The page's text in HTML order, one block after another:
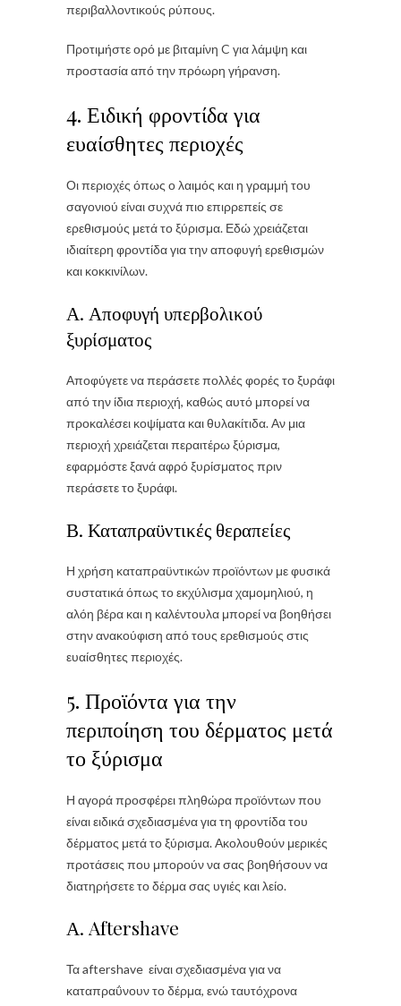
περιβαλλοντικούς ρύπους.
Προτιμήστε ορό με βιταμίνη C για λάμψη και
προστασία από την πρόωρη γήρανση.
4. Ειδική φροντίδα για
ευαίσθητες περιοχές
Οι περιοχές όπως ο λαιμός και η γραμμή του
σαγονιού είναι συχνά πιο επιρρεπείς σε
ερεθισμούς μετά το ξύρισμα. Εδώ χρειάζεται
ιδιαίτερη φροντίδα για την αποφυγή ερεθισμών
και κοκκινίλων.
Α. Αποφυγή υπερβολικού
ξυρίσματος
Αποφύγετε να περάσετε πολλές φορές το ξυράφι
από την ίδια περιοχή, καθώς αυτό μπορεί να
προκαλέσει κοψίματα και θυλακίτιδα. Αν μια
περιοχή χρειάζεται περαιτέρω ξύρισμα,
εφαρμόστε ξανά αφρό ξυρίσματος πριν
περάσετε το ξυράφι.
Β. Καταπραϋντικές θεραπείες
Η χρήση καταπραϋντικών προϊόντων με φυσικά
συστατικά όπως το εκχύλισμα χαμομηλιού, η
αλόη βέρα και η καλέντουλα μπορεί να βοηθήσει
στην ανακούφιση από τους ερεθισμούς στις
ευαίσθητες περιοχές.
5. Προϊόντα για την
περιποίηση του δέρματος μετά
το ξύρισμα
Η αγορά προσφέρει πληθώρα προϊόντων που
είναι ειδικά σχεδιασμένα για τη φροντίδα του
δέρματος μετά το ξύρισμα. Ακολουθούν μερικές
προτάσεις που μπορούν να σας βοηθήσουν να
διατηρήσετε το δέρμα σας υγιές και λείο.
Α. Aftershave
Τα aftershave είναι σχεδιασμένα για να
καταπραΰνουν το δέρμα, ενώ ταυτόχρονα